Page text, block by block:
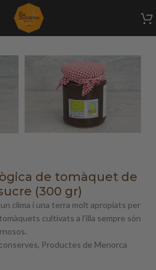
Melmelades i conserves
de tomàquet de
(300 gr)
clima i una terra molt apropiats per
cultivats a l’illa sempre són
, Productes de Menorca